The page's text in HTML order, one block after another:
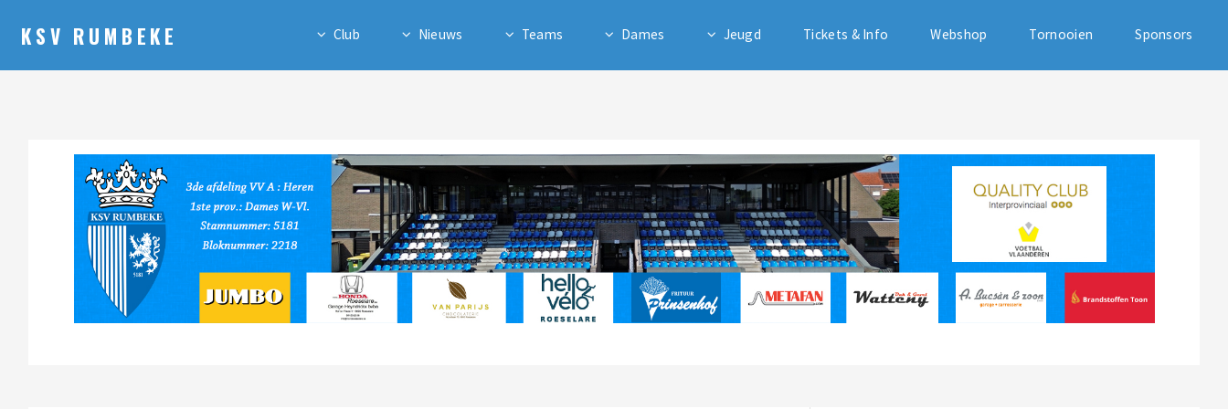
KSV RUMBEKE Club Nieuws Teams Dames Jeugd Tickets & Info Webshop Tornooien Sponsors